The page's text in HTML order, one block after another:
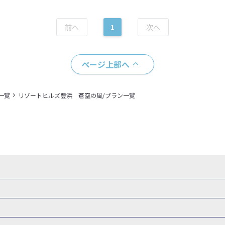
1
ページ上部へ
覧 リゾートヒルズ豊浜 蒼空の風/プラン一覧
福井県 甲信越 山梨県 新潟県 長野県 東海 静岡県
兵庫県 奈良県 和歌山県 四国 徳島県 高知県 香川県
東京都ホテル・旅館 神奈川県ホテル・旅館 埼玉県ホ